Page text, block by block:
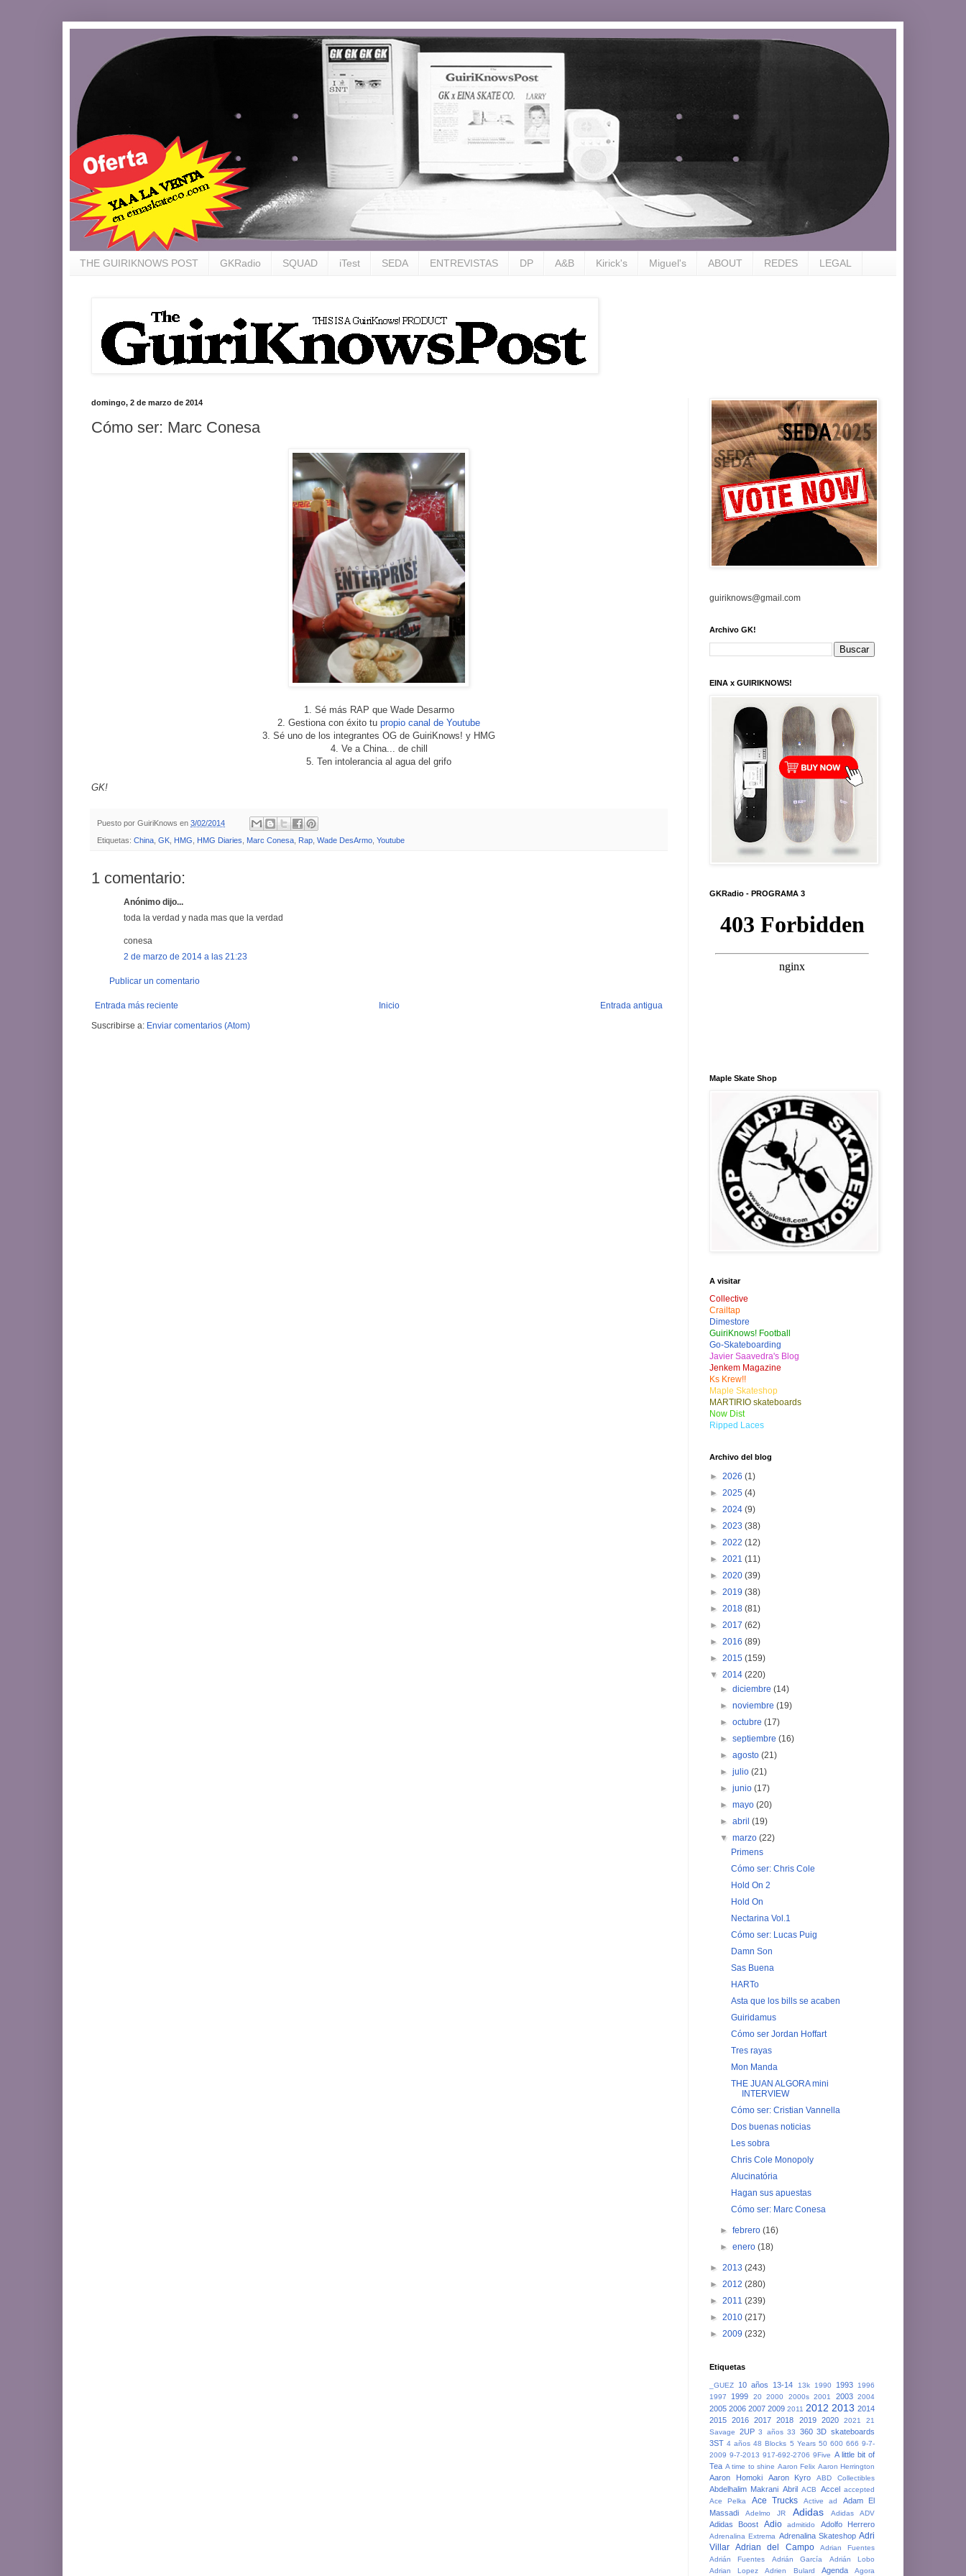
THE GUIRIKNOWS POST GKRadio SQUAD iTest SEDA ENTREVISTAS DP A&B Kirick's Miguel's ABOUT REDES LEGAL
domingo, 2 de marzo de 2014
Cómo ser: Marc Conesa
1. Sé más RAP que Wade Desarmo
2. Gestiona con éxito tu propio canal de Youtube
3. Sé uno de los integrantes OG de GuiriKnows! y HMG
4. Ve a China... de chill
5. Ten intolerancia al agua del grifo
GK!
Puesto por GuiriKnows en 3/02/2014
Etiquetas: China GK HMG HMG Diaries Marc Conesa Rap Wade DesArmo Youtube
1 comentario:
Anónimo dijo...
toda la verdad y nada mas que la verdad
conesa
2 de marzo de 2014 a las 21:23
Publicar un comentario
Entrada más reciente Entrada antigua
Inicio
Suscribirse a: Enviar comentarios (Atom)
guiriknows@gmail.com
Archivo GK!
EINA x GUIRIKNOWS!
GKRadio - PROGRAMA 3
Maple Skate Shop
A visitar
Collective
Crailtap
Dimestore
GuiriKnows! Football
Go-Skateboarding
Javier Saavedra's Blog
Jenkem Magazine
Ks Krew!!
Maple Skateshop
MARTIRIO skateboards
Now Dist
Ripped Laces
Archivo del blog
► 2026 (1)
► 2025 (4)
► 2024 (9)
► 2023 (38)
► 2022 (12)
► 2021 (11)
► 2020 (39)
► 2019 (38)
► 2018 (81)
► 2017 (62)
► 2016 (89)
► 2015 (159)
▼ 2014 (220)
►diciembre(14)
►noviembre(19)
►octubre(17)
►septiembre(16)
►agosto(21)
►julio(21)
►junio(17)
►mayo(20)
►abril(19)
▼marzo(22)
Primens
Cómo ser: Chris Cole
Hold On 2
Hold On
Nectarina Vol.1
Cómo ser: Lucas Puig
Damn Son
Sas Buena
HARTo
Asta que los bills se acaben
Guiridamus
Cómo ser Jordan Hoffart
Tres rayas
Mon Manda
THE JUAN ALGORA mini
INTERVIEW
Cómo ser: Cristian Vannella
Dos buenas noticias
Les sobra
Chris Cole Monopoly
Alucinatória
Hagan sus apuestas
Cómo ser: Marc Conesa
►febrero(16)
►enero(18)
► 2013 (243)
► 2012 (280)
► 2011 (239)
► 2010 (217)
► 2009 (232)
Etiquetas
_GUEZ 10 años 13-14 13k 1990 1993
1996
1997
1999 20 2000 2000s 2001 2003 2004
2005 2006 2007 2009 2011 2012 2013 2014
2015 2016 2017 2018 2019 2020 2021
21
Savage
2UP 3 años 33 360 3D skateboards
3ST 4 años 48 Blocks 5 Years 50 600 666 9-7-
2009 9-7-2013 917-692-2706 9Five A little bit of
Tea A time to shine Aaron Felix Aaron Herrington
Aaron Homoki Aaron Kyro ABD Collectibles
Abdelhalim Makrani Abril ACB Accel accepted
Ace Pelka
Ace Trucks Active ad
Adam El
Massadi
Adelmo JR Adidas Adidas ADV
Adidas Boost Adio admitido Adolfo Herrero
Adrenalina Extrema Adrenalina Skateshop Adri
Villar Adrian del Campo
Adrian Fuentes
Adrián Fuentes
Adrián García
Adrián Lobo
Adrian Lopez
Adrien Bulard Agenda Agora